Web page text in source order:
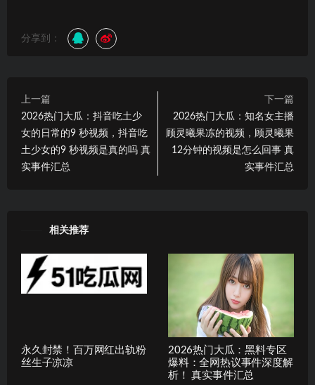
分享到：
上一篇
2026热门大瓜：抖音吃土少
女的日常的9 秒视频，抖音吃
土少女的9 秒视频是真的吗 真
实事件汇总
下一篇
2026热门大瓜：知名女主播
顾灵曦果冻的视频，顾灵曦果
12分钟的视频是怎么回事 真
实事件汇总
相关推荐
永久封禁！百万网红出轨粉
丝生子凉凉
2026热门大瓜：黑料专区
爆料：全网热议事件深度解
析！ 真实事件汇总